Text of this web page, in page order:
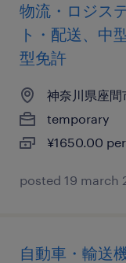
物流・ロジス
ト・配送、中
型免許
神奈川県座間
temporary
¥1650.00
posted 19 march
自動車・輸送